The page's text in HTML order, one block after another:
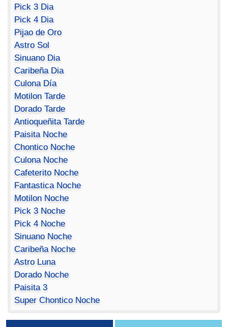
Pick 3 Dia
Pick 4 Dia
Pijao de Oro
Astro Sol
Sinuano Dia
Caribeña Dia
Culona Día
Motilon Tarde
Dorado Tarde
Antioqueñita Tarde
Paisita Noche
Chontico Noche
Culona Noche
Cafeterito Noche
Fantastica Noche
Motilon Noche
Pick 3 Noche
Pick 4 Noche
Sinuano Noche
Caribeña Noche
Astro Luna
Dorado Noche
Paisita 3
Super Chontico Noche